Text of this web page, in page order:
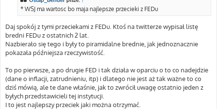
* WSJ ma wartosc bo maja najlepsze przecieki z FEDu
Daj spokój z tymi przeciekami z FEDu. Ktoś na twitterze wypisał listę
bredni FEDu z ostatnich 2 lat.
Nazbierało się tego i były to piramidalne brednie, jak jednoznacznie
pokazała późniejsza rzeczywistość.
To po pierwsze, a po drugie FED i tak działa w oparciu o to co nadejdzie
(dane o inflacji, zatrudnieniu, itp) i dlatego nie jest aż tak ważne to co
dziś mówią, ale te dane właśnie, jak to zwrócił uwagę ostatnio jeden z
byłych przedstawicieli tej instytucji.
I to jest najlepszy przeciek jaki można otrzymać.